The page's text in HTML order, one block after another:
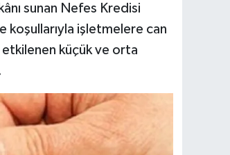
sunan Nefes Kredisi
koşullarıyla işletmelere can
küçük ve orta